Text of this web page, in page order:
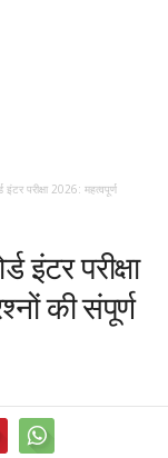
परीक्षा 2026: महत्वपूर्ण
परीक्षा
की संपूर्ण